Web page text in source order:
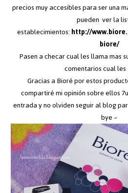
precios muy accesibles para ser una
pueden ver la
establecimientos:http://
biore/
Pasen a checar cual les llama mas
comentarios cual les
Gracias a Bioré por estos
compartiré mi opinión sobre ellos
entrada y no olviden seguir al blog
bye ~